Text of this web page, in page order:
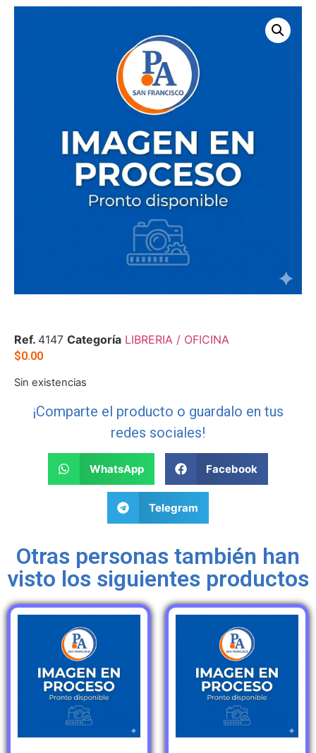
Ref. 4147 Categoría LIBRERIA / OFICINA
$0.00
Sin existencias
¡Comparte el producto o guardalo en tus
redes sociales!
WhatsApp Facebook
Telegram
Otras personas también han
visto los siguientes productos